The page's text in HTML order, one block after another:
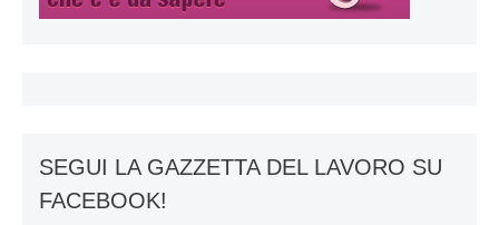
SEGUI LA GAZZETTA DEL LAVORO SU
FACEBOOK!